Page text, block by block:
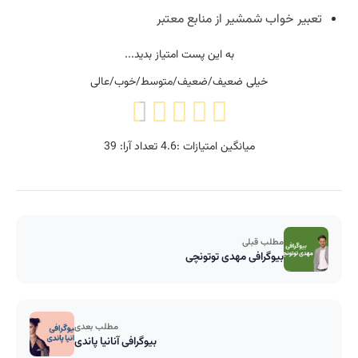
تعبیر خواب شمشیر از منابع معتبر
به این پست امتیاز بدید...
خیلی ضعیف/ضعیف/متوسط/خوب/عالی
میانگین امتیازات :4.6تعداد آرا: 39
مطلب قبلی
بیوگرافی مهدی توتونچی
مطلب بعدی
بیوگرافی آنانیا پاندی